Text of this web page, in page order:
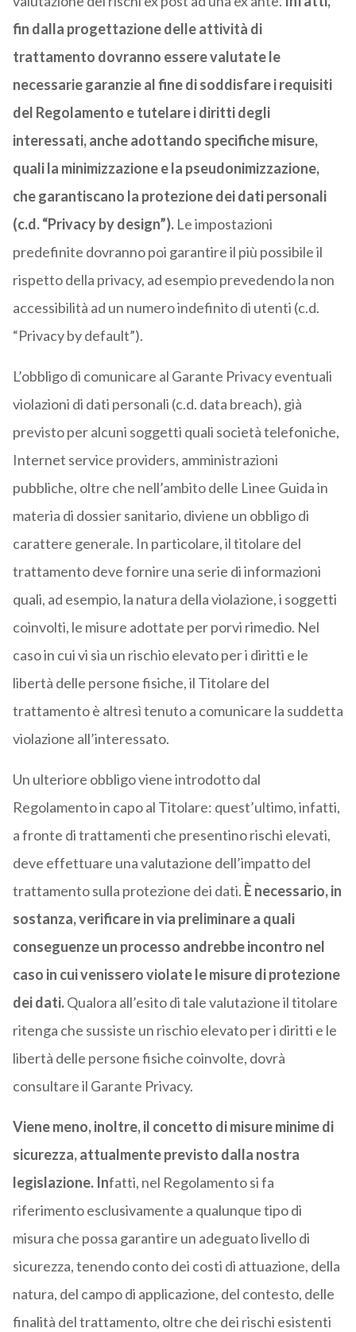
fin dalla progettazione delle attività di
trattamento dovranno essere valutate le
necessarie garanzie al fine di soddisfare i requisiti
del Regolamento e tutelare i diritti degli
interessati, anche adottando specifiche misure,
quali la minimizzazione e la pseudonimizzazione,
che garantiscano la protezione dei dati personali
(c.d. “Privacy by design”). Le impostazioni
predefinite dovranno poi garantire il più possibile il
rispetto della privacy, ad esempio prevedendo la non
accessibilità ad un numero indefinito di utenti (c.d.
“Privacy by default”).
L’obbligo di comunicare al Garante Privacy eventuali
violazioni di dati personali (c.d. data breach), già
previsto per alcuni soggetti quali società telefoniche,
Internet service providers, amministrazioni
pubbliche, oltre che nell’ambito delle Linee Guida in
materia di dossier sanitario, diviene un obbligo di
carattere generale. In particolare, il titolare del
trattamento deve fornire una serie di informazioni
quali, ad esempio, la natura della violazione, i soggetti
coinvolti, le misure adottate per porvi rimedio. Nel
caso in cui vi sia un rischio elevato per i diritti e le
libertà delle persone fisiche, il Titolare del
trattamento è altresì tenuto a comunicare la suddetta
violazione all’interessato.
Un ulteriore obbligo viene introdotto dal
Regolamento in capo al Titolare: quest’ultimo, infatti,
a fronte di trattamenti che presentino rischi elevati,
deve effettuare una valutazione dell’impatto del
trattamento sulla protezione dei dati. È necessario, in
sostanza, verificare in via preliminare a quali
conseguenze un processo andrebbe incontro nel
caso in cui venissero violate le misure di protezione
dei dati.Qualora all’esito di tale valutazione il titolare
ritenga che sussiste un rischio elevato per i diritti e le
libertà delle persone fisiche coinvolte, dovrà
consultare il Garante Privacy.
Viene meno, inoltre, il concetto di misure minime di
sicurezza, attualmente previsto dalla nostra
legislazione. Infatti, nel Regolamento si fa
riferimento esclusivamente a qualunque tipo di
misura che possa garantire un adeguato livello di
sicurezza, tenendo conto dei costi di attuazione, della
natura, del campo di applicazione, del contesto, delle
finalità del trattamento, oltre che dei rischi esistenti